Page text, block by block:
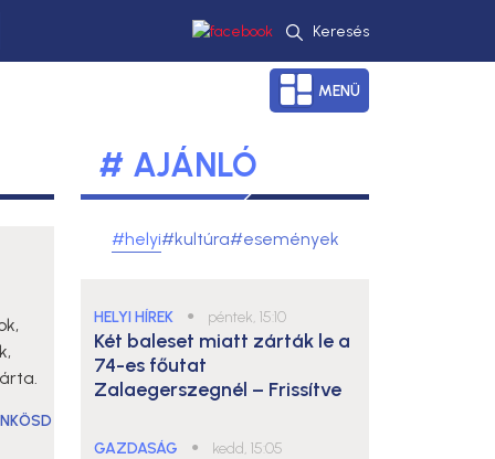
Keresés
MENÜ
# AJÁNLÓ
#helyi#kultúra#események
HELYI HÍREK ● péntek, 15:10
Két baleset miatt zárták le a
74-es főutat
Zalaegerszegnél – Frissítve
GAZDASÁG ● kedd, 15:05